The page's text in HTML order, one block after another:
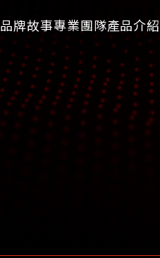
品牌故事專業團隊產品介紹